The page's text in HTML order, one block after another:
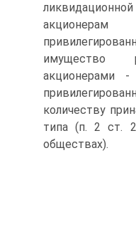
имущество
акционерами -
количеству
типа (п. 2 ст.
обществах).